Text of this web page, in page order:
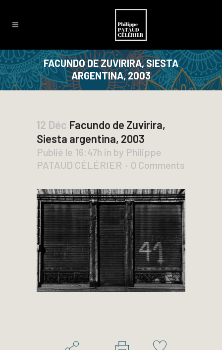
FACUNDO DE ZUVIRIRA, SIESTA
ARGENTINA, 2003
12 Déc Facundo de Zuvirira,
Siesta argentina, 2003
Publié le 16:47h in by Philippe
PATAUD CÉLÉRIER
0 Comments